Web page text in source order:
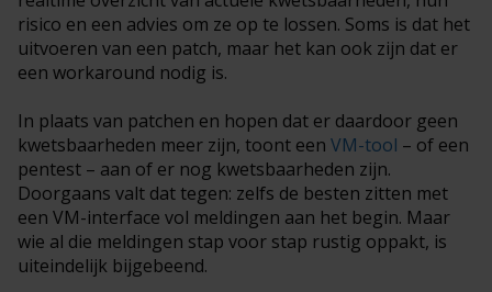
risico en een advies om ze op te lossen. Soms is dat het
uitvoeren van een patch, maar het kan ook zijn dat er
een workaround nodig is.
In plaats van patchen en hopen dat er daardoor geen
kwetsbaarheden meer zijn, toont een VM-tool – of een
pentest – aan of er nog kwetsbaarheden zijn.
Doorgaans valt dat tegen: zelfs de besten zitten met
een VM-interface vol meldingen aan het begin. Maar
wie al die meldingen stap voor stap rustig oppakt, is
uiteindelijk bijgebeend.